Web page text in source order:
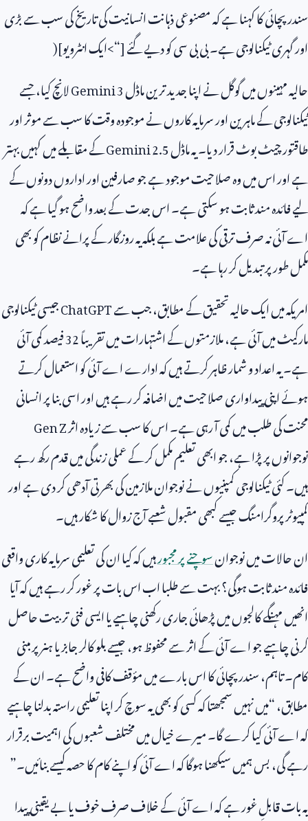
سندر پچائی کا کہنا ہے کہ مصنوعی ذہانت انسانیت کی تاریخ کی سب سے بڑی
اور گہری ٹیکنالوجی ہے۔ بی بی سی کو دیے گئے [“>ایک انٹرویو](
حالیہ مہینوں میں گوگل نے اپنا جدید ترین ماڈلGemini 3لانچ کیا، جسے
ٹیکنالوجی کے ماہرین اور سرمایہ کاروں نے موجودہ وقت کا سب سے موثر اور
طاقتور چیٹ بوٹ قرار دیا۔ یہ ماڈلGemini 2.5کے مقابلے میں کہیں بہتر
ہے اور اس میں وہ صلاحیت موجود ہے جو صارفین اور اداروں دونوں کے
لیے فائدہ مند ثابت ہو سکتی ہے۔ اس جدت کے بعد واضح ہو گیا ہے کہ
اے آئی نہ صرف ترقی کی علامت ہے بلکہ یہ روزگار کے پرانے نظام کو بھی
مکمل طور پر تبدیل کر رہا ہے۔
امریکہ میں ایک حالیہ تحقیق کے مطابق، جب سےChatGPTجیسی ٹیکنالوجی
مارکیٹ میں آئی ہے، ملازمتوں کے اشتہارات میں تقریباً32فیصد کمی آئی
ہے۔ یہ اعداد و شمار ظاہر کرتے ہیں کہ ادارے اے آئی کو استعمال کرتے
ہوئے اپنی پیداواری صلاحیت میں اضافہ کر رہے ہیں اور اسی بنا پر انسانی
محنت کی طلب میں کمی آ رہی ہے۔ اس کا سب سے زیادہ اثرGen Z
نوجوانوں پر پڑا ہے، جو ابھی تعلیم مکمل کر کے عملی زندگی میں قدم رکھ رہے
ہیں۔ کئی ٹیکنالوجی کمپنیوں نے نوجوان ملازمین کی بھرتی آدھی کر دی ہے اور
کمپیوٹر پروگرامنگ جیسے کبھی مقبول شعبے آج زوال کا شکار ہیں۔
ان حالات میں نوجوانسوچنے پر مجبورہیں کہ کیا ان کی تعلیمی سرمایہ کاری واقعی
فائدہ مند ثابت ہوگی؟ بہت سے طلبا اب اس بات پر غور کر رہے ہیں کہ آیا
انھیں مہنگے کالجوں میں پڑھائی جاری رکھنی چاہیے یا ایسی فنی تربیت حاصل
کرنی چاہیے جو اے آئی کے اثر سے محفوظ ہو، جیسے بلو کالر جابز یا ہنر پر مبنی
کام۔ تاہم، سندر پچائی کا اس بارے میں مؤقف کافی واضح ہے۔ ان کے
مطابق، “میں نہیں سمجھتا کہ کسی کو بھی یہ سوچ کر اپنا تعلیمی راستہ بدلنا چاہیے
کہ اے آئی کیا کرے گا۔ میرے خیال میں مختلف شعبوں کی اہمیت برقرار
رہے گی، بس ہمیں سیکھنا ہوگا کہ اے آئی کو اپنے کام کا حصہ کیسے بنائیں۔”
یہ بات قابلِ غور ہے کہ اے آئی کے خلاف صرف خوف یا بے یقینی پیدا